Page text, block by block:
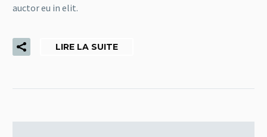
auctor eu in elit.
LIRE LA SUITE